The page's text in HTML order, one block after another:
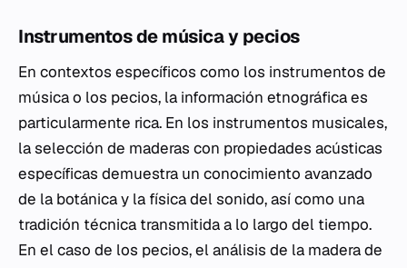
Instrumentos de música y pecios
En contextos específicos como los instrumentos de
música o los pecios, la información etnográfica es
particularmente rica. En los instrumentos musicales,
la selección de maderas con propiedades acústicas
específicas demuestra un conocimiento avanzado
de la botánica y la física del sonido, así como una
tradición técnica transmitida a lo largo del tiempo.
En el caso de los pecios, el análisis de la madera de